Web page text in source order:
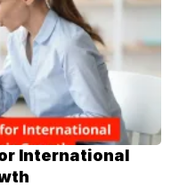
表达，让英语真正成为沟
，老师也会持续记录学
，让整个学习过程更加系
效率不断提升 每位学生
不一定适合所有人。 专
目前英语程度，然后规划
，有学生希望加强口语
以及真实交流练习。 如
cases, students
to new school
or English based
shadow teacher
...
International